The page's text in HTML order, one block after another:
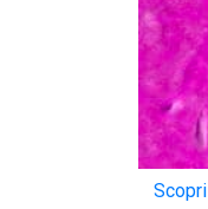
Scopri